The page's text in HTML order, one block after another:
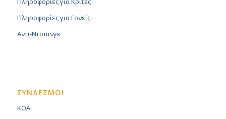
Πληροφορίες για Γονείς
Αντι-Ντοπινγκ
ΣΥΝΔΕΣΜΟΙ
KOA